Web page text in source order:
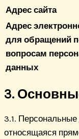
Адрес сайта
Адрес
для обращений
вопросам
данных
3.
3.1.
относящаяся